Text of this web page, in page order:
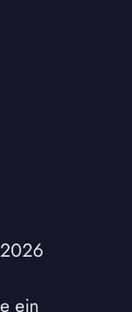
ein